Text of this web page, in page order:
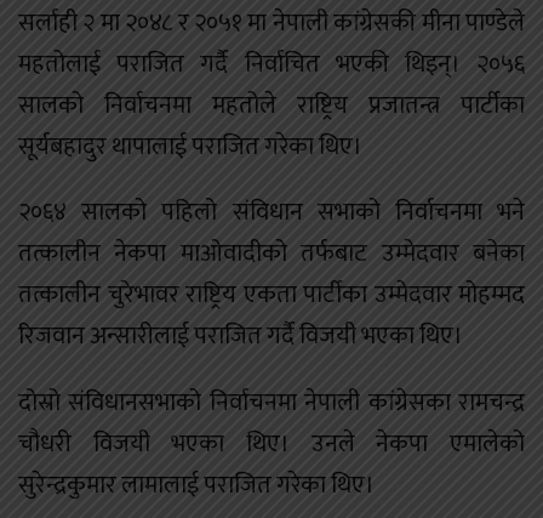
सर्लाही २ मा २०४८ र २०५१ मा नेपाली कांग्रेसकी मीना पाण्डेले
महतोलाई पराजित गर्दै निर्वाचित भएकी थिइन्। २०५६
सालको निर्वाचनमा महतोले राष्ट्रिय प्रजातन्त्र पार्टीका
सूर्यबहादुर थापालाई पराजित गरेका थिए।
२०६४ सालको पहिलो संविधान सभाको निर्वाचनमा भने
तत्कालीन नेकपा माओवादीको तर्फबाट उम्मेदवार बनेका
तत्कालीन चुरेभावर राष्ट्रिय एकता पार्टीका उम्मेदवार मोहम्मद
रिजवान अन्सारीलाई पराजित गर्दै विजयी भएका थिए।
दोस्रो संविधानसभाको निर्वाचनमा नेपाली कांग्रेसका रामचन्द्र
चौधरी विजयी भएका थिए। उनले नेकपा एमालेको
सुरेन्द्रकुमार लामालाई पराजित गरेका थिए।